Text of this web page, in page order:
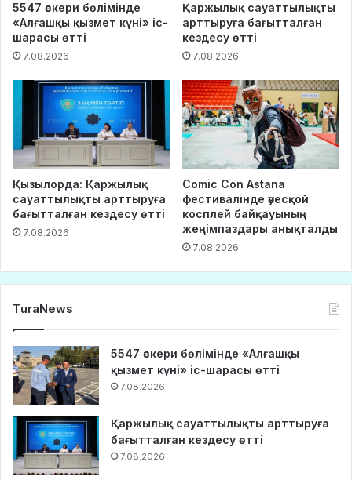
5547 әскери бөлімінде
«Алғашқы қызмет күні» іс-
шарасы өтті
7.08.2026
Қаржылық сауаттылықты
арттыруға бағытталған
кездесу өтті
7.08.2026
Қызылорда: Қаржылық
сауаттылықты арттыруға
бағытталған кездесу өтті
7.08.2026
Comic Con Astana
фестивалінде әуесқой
косплей байқауының
жеңімпаздары анықталды
7.08.2026
TuraNews
5547 әскери бөлімінде «Алғашқы
қызмет күні» іс-шарасы өтті
7.08.2026
Қаржылық сауаттылықты арттыруға
бағытталған кездесу өтті
7.08.2026